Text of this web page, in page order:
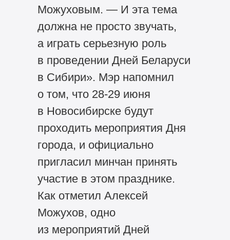
Можуховым. — И эта тема
должна не просто звучать,
а играть серьезную роль
в проведении Дней Беларуси
в Сибири». Мэр напомнил
о том, что 28-29 июня
в Новосибирске будут
проходить мероприятия Дня
города, и официально
пригласил минчан принять
участие в этом празднике.
Как отметил Алексей
Можухов, одно
из мероприятий Дней